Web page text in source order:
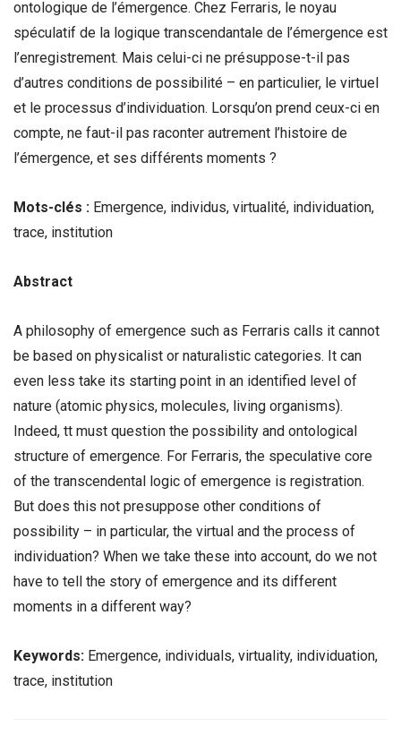
ontologique de l’émergence. Chez Ferraris, le noyau
spéculatif de la logique transcendantale de l’émergence est
l’enregistrement. Mais celui-ci ne présuppose-t-il pas
d’autres conditions de possibilité – en particulier, le virtuel
et le processus d’individuation. Lorsqu’on prend ceux-ci en
compte, ne faut-il pas raconter autrement l’histoire de
l’émergence, et ses différents moments ?
Mots-clés : Emergence, individus, virtualité, individuation,
trace, institution
Abstract
A philosophy of emergence such as Ferraris calls it cannot
be based on physicalist or naturalistic categories. It can
even less take its starting point in an identified level of
nature (atomic physics, molecules, living organisms).
Indeed, tt must question the possibility and ontological
structure of emergence. For Ferraris, the speculative core
of the transcendental logic of emergence is registration.
But does this not presuppose other conditions of
possibility – in particular, the virtual and the process of
individuation? When we take these into account, do we not
have to tell the story of emergence and its different
moments in a different way?
Keywords: Emergence, individuals, virtuality, individuation,
trace, institution